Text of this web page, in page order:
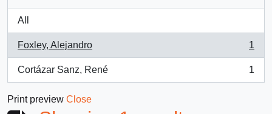
All
Foxley, Alejandro
, 1 results
1
Cortázar Sanz, René
, 1 results
1
Print preview Close